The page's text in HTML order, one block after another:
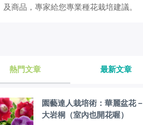
及商品，專家給您專業種花栽培建議。
熱門文章 最新文章
園藝達人栽培術：華麗盆花－
大岩桐（室內也開花喔）